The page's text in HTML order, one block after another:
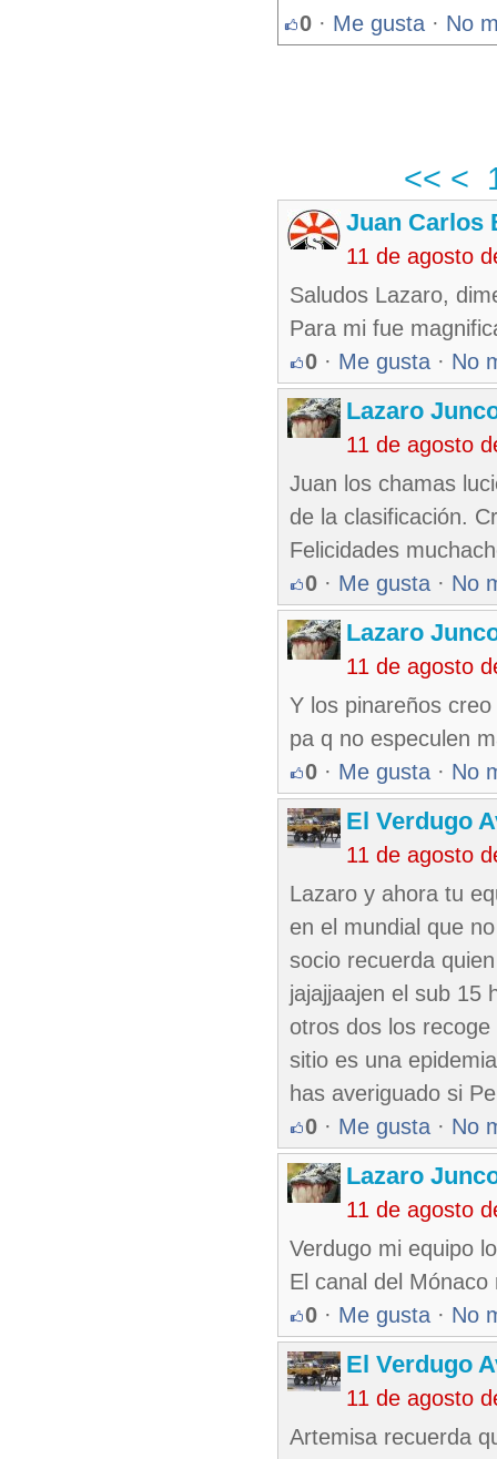
0 · Me gusta · No
<< <
Juan Carlos
11 de agosto
Saludos Lazaro,
Para mi fue
0 · Me gusta · No
Lazaro
11 de agosto
Juan los chamas
de la clasificación.
Felicidades
0 · Me gusta · No
Lazaro
11 de agosto
Y los pinareños
pa q no especulen
0 · Me gusta · No
El Verdugo
11 de agosto
Lazaro y ahora tu
en el mundial que
socio recuerda
jajajjaajen el sub 15
otros dos los
sitio es una
has averiguado si
0 · Me gusta · No
Lazaro
11 de agosto
Verdugo mi equipo
El canal del
0 · Me gusta · No
El Verdugo
11 de agosto
Artemisa recuerda